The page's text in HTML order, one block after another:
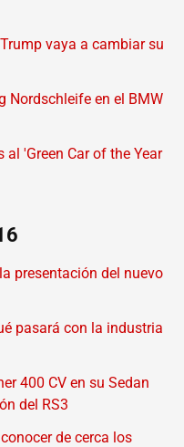
vaya a cambiar su
Nordschleife en el BMW
'Green Car of the Year
presentación del nuevo
pasará con la industria
400 CV en su Sedan
del RS3
de cerca los